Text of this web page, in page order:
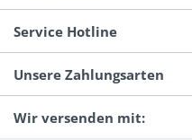
Service Hotline
Unsere Zahlungsarten
Wir versenden mit: